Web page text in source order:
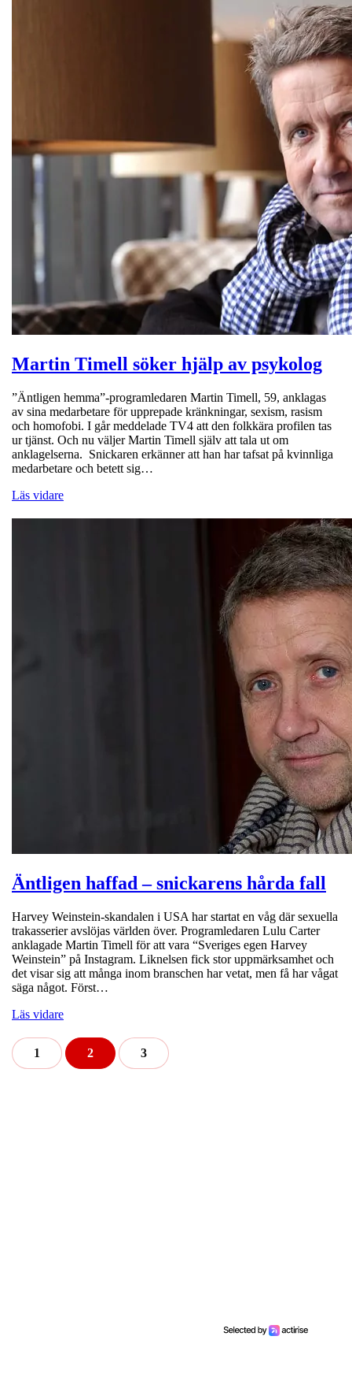
Martin Timell söker hjälp av psykolog
”Äntligen hemma”-programledaren Martin Timell, 59, anklagas
av sina medarbetare för upprepade kränkningar, sexism, rasism
och homofobi. I går meddelade TV4 att den folkkära profilen tas
ur tjänst. Och nu väljer Martin Timell själv att tala ut om
anklagelserna. Snickaren erkänner att han har tafsat på kvinnliga
medarbetare och betett sig…
Läs vidare
Äntligen haffad – snickarens hårda fall
Harvey Weinstein-skandalen i USA har startat en våg där sexuella
trakasserier avslöjas världen över. Programledaren Lulu Carter
anklagade Martin Timell för att vara “Sveriges egen Harvey
Weinstein” på Instagram. Liknelsen fick stor uppmärksamhet och
det visar sig att många inom branschen har vetat, men få har vågat
säga något. Först…
Läs vidare
1 2 3